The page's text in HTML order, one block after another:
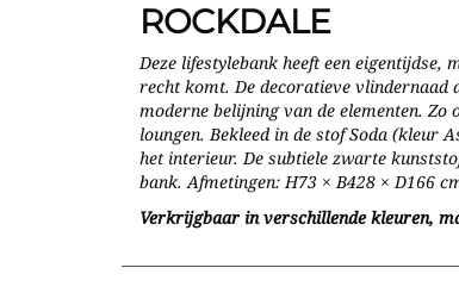
ROCKDALE
Deze lifestylebank heeft een
recht komt. De decoratieve vlindernaad
moderne belijning van de elementen.
loungen. Bekleed in de stof Soda (kleur
het interieur. De subtiele zwarte
bank. Afmetingen: H73 × B428 × D166
Verkrijgbaar in verschillende kleuren,